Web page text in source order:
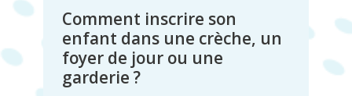
Comment inscrire son
enfant dans une crèche, un
foyer de jour ou une
garderie ?